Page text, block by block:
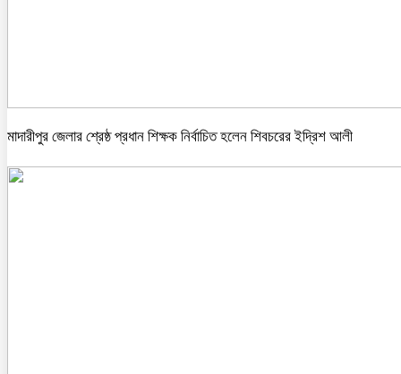
মাদারীপুর জেলার শ্রেষ্ঠ প্রধান শিক্ষক নির্বাচিত হলেন শিবচরের ইদ্রিশ আলী